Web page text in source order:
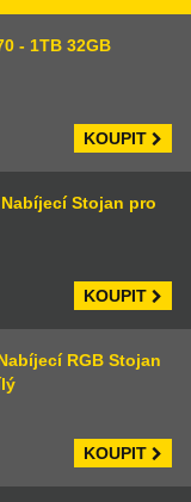
- 1TB 32GB
KOUPIT
Stojan pro
KOUPIT
RGB Stojan
KOUPIT